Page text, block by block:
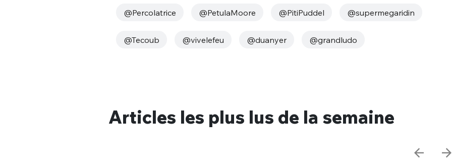
@Percolatrice @PetulaMoore @PitiPuddel @supermegaridin
@Tecoub @vivelefeu @duanyer @grandludo
Articles les plus lus de la semaine
PSEUDO * PSEUDO
MOT DE PASSE
VOTRE PARTICIPATION